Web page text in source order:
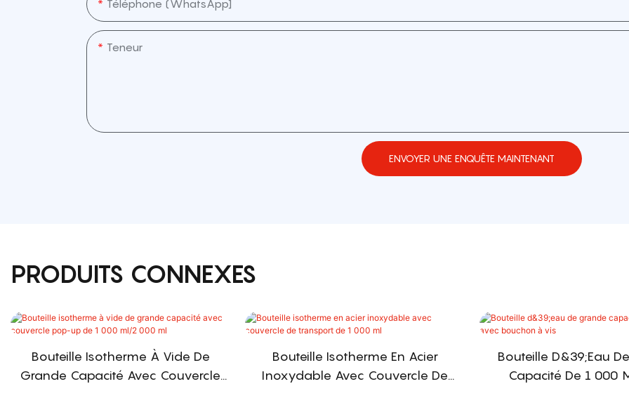
Téléphone (WhatsApp]
Teneur
ENVOYER UNE ENQUÊTE MAINTENANT
PRODUITS CONNEXES
Bouteille Isotherme À Vide De
Grande Capacité Avec Couvercle
Bouteille Isotherme En Acier
Inoxydable Avec Couvercle De
Bouteille D&39;eau
Capacité De 1 000